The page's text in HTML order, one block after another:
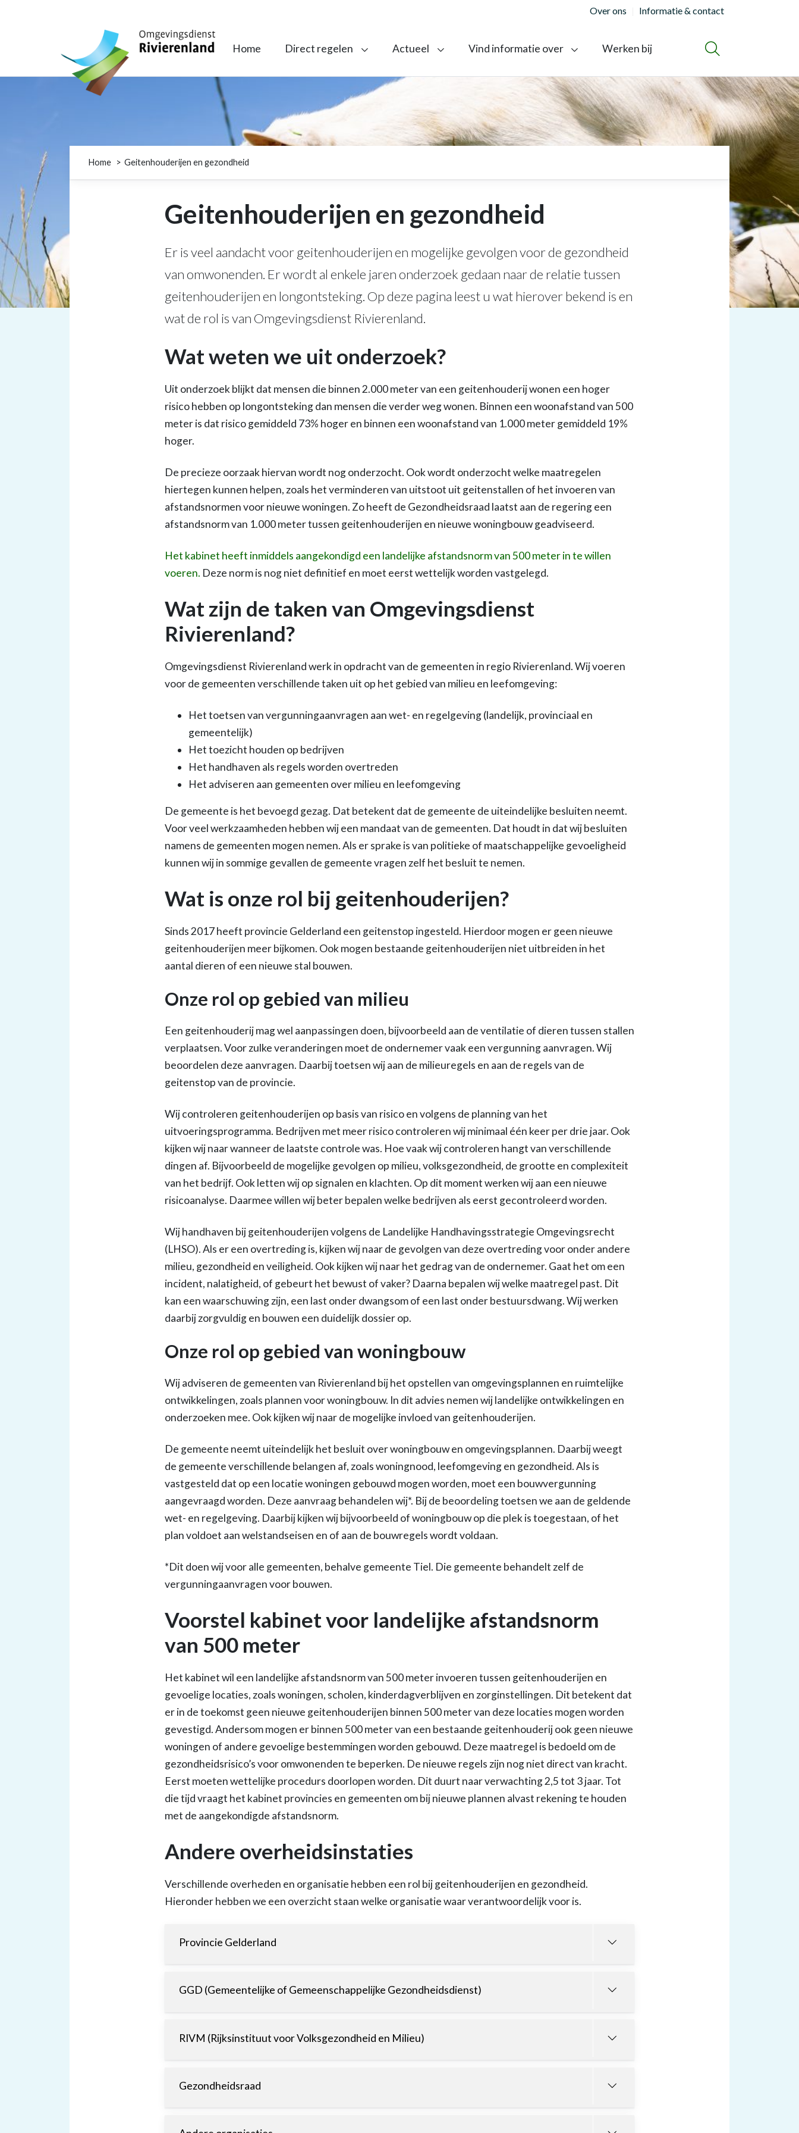
Over ons Informatie & contact
Omgevingsdienst Rivierenland
Home
Direct regelen Actueel Vind informatie over Werken bij ZOEKEN
Home Geitenhouderijen en gezondheid
Geitenhouderijen en gezondheid
Er is veel aandacht voor geitenhouderijen en mogelijke gevolgen voor de gezondheid
van omwonenden. Er wordt al enkele jaren onderzoek gedaan naar de relatie tussen
geitenhouderijen en longontsteking. Op deze pagina leest u wat hierover bekend is en
wat de rol is van Omgevingsdienst Rivierenland.
Wat weten we uit onderzoek?
Uit onderzoek blijkt dat mensen die binnen 2.000 meter van een geitenhouderij wonen een hoger
risico hebben op longontsteking dan mensen die verder weg wonen. Binnen een woonafstand van 500
meter is dat risico gemiddeld 73% hoger en binnen een woonafstand van 1.000 meter gemiddeld 19%
hoger.
De precieze oorzaak hiervan wordt nog onderzocht. Ook wordt onderzocht welke maatregelen
hiertegen kunnen helpen, zoals het verminderen van uitstoot uit geitenstallen of het invoeren van
afstandsnormen voor nieuwe woningen. Zo heeft de Gezondheidsraad laatst aan de regering een
afstandsnorm van 1.000 meter tussen geitenhouderijen en nieuwe woningbouw geadviseerd.
Het kabinet heeft inmiddels aangekondigd een landelijke afstandsnorm van 500 meter in te willen
voeren. Deze norm is nog niet definitief en moet eerst wettelijk worden vastgelegd.
Wat zijn de taken van Omgevingsdienst
Rivierenland?
Omgevingsdienst Rivierenland werk in opdracht van de gemeenten in regio Rivierenland. Wij voeren
voor de gemeenten verschillende taken uit op het gebied van milieu en leefomgeving:
Het toetsen van vergunningaanvragen aan wet- en regelgeving (landelijk, provinciaal en
gemeentelijk)
Het toezicht houden op bedrijven
Het handhaven als regels worden overtreden
Het adviseren aan gemeenten over milieu en leefomgeving
De gemeente is het bevoegd gezag. Dat betekent dat de gemeente de uiteindelijke besluiten neemt.
Voor veel werkzaamheden hebben wij een mandaat van de gemeenten. Dat houdt in dat wij besluiten
namens de gemeenten mogen nemen. Als er sprake is van politieke of maatschappelijke gevoeligheid
kunnen wij in sommige gevallen de gemeente vragen zelf het besluit te nemen.
Wat is onze rol bij geitenhouderijen?
Sinds 2017 heeft provincie Gelderland een geitenstop ingesteld. Hierdoor mogen er geen nieuwe
geitenhouderijen meer bijkomen. Ook mogen bestaande geitenhouderijen niet uitbreiden in het
aantal dieren of een nieuwe stal bouwen.
Onze rol op gebied van milieu
Een geitenhouderij mag wel aanpassingen doen, bijvoorbeeld aan de ventilatie of dieren tussen stallen
verplaatsen. Voor zulke veranderingen moet de ondernemer vaak een vergunning aanvragen. Wij
beoordelen deze aanvragen. Daarbij toetsen wij aan de milieuregels en aan de regels van de
geitenstop van de provincie.
Wij controleren geitenhouderijen op basis van risico en volgens de planning van het
uitvoeringsprogramma. Bedrijven met meer risico controleren wij minimaal één keer per drie jaar. Ook
kijken wij naar wanneer de laatste controle was. Hoe vaak wij controleren hangt van verschillende
dingen af. Bijvoorbeeld de mogelijke gevolgen op milieu, volksgezondheid, de grootte en complexiteit
van het bedrijf. Ook letten wij op signalen en klachten. Op dit moment werken wij aan een nieuwe
risicoanalyse. Daarmee willen wij beter bepalen welke bedrijven als eerst gecontroleerd worden.
Wij handhaven bij geitenhouderijen volgens de Landelijke Handhavingsstrategie Omgevingsrecht
(LHSO). Als er een overtreding is, kijken wij naar de gevolgen van deze overtreding voor onder andere
milieu, gezondheid en veiligheid. Ook kijken wij naar het gedrag van de ondernemer. Gaat het om een
incident, nalatigheid, of gebeurt het bewust of vaker? Daarna bepalen wij welke maatregel past. Dit
kan een waarschuwing zijn, een last onder dwangsom of een last onder bestuursdwang. Wij werken
daarbij zorgvuldig en bouwen een duidelijk dossier op.
Onze rol op gebied van woningbouw
Wij adviseren de gemeenten van Rivierenland bij het opstellen van omgevingsplannen en ruimtelijke
ontwikkelingen, zoals plannen voor woningbouw. In dit advies nemen wij landelijke ontwikkelingen en
onderzoeken mee. Ook kijken wij naar de mogelijke invloed van geitenhouderijen.
De gemeente neemt uiteindelijk het besluit over woningbouw en omgevingsplannen. Daarbij weegt
de gemeente verschillende belangen af, zoals woningnood, leefomgeving en gezondheid. Als is
vastgesteld dat op een locatie woningen gebouwd mogen worden, moet een bouwvergunning
aangevraagd worden. Deze aanvraag behandelen wij*. Bij de beoordeling toetsen we aan de geldende
wet- en regelgeving. Daarbij kijken wij bijvoorbeeld of woningbouw op die plek is toegestaan, of het
plan voldoet aan welstandseisen en of aan de bouwregels wordt voldaan.
*Dit doen wij voor alle gemeenten, behalve gemeente Tiel. Die gemeente behandelt zelf de
vergunningaanvragen voor bouwen.
Voorstel kabinet voor landelijke afstandsnorm
van 500 meter
Het kabinet wil een landelijke afstandsnorm van 500 meter invoeren tussen geitenhouderijen en
gevoelige locaties, zoals woningen, scholen, kinderdagverblijven en zorginstellingen. Dit betekent dat
er in de toekomst geen nieuwe geitenhouderijen binnen 500 meter van deze locaties mogen worden
gevestigd. Andersom mogen er binnen 500 meter van een bestaande geitenhouderij ook geen nieuwe
woningen of andere gevoelige bestemmingen worden gebouwd. Deze maatregel is bedoeld om de
gezondheidsrisico’s voor omwonenden te beperken. De nieuwe regels zijn nog niet direct van kracht.
Eerst moeten wettelijke procedurs doorlopen worden. Dit duurt naar verwachting 2,5 tot 3 jaar. Tot
die tijd vraagt het kabinet provincies en gemeenten om bij nieuwe plannen alvast rekening te houden
met de aangekondigde afstandsnorm.
Andere overheidsinstaties
Verschillende overheden en organisatie hebben een rol bij geitenhouderijen en gezondheid.
Hieronder hebben we een overzicht staan welke organisatie waar verantwoordelijk voor is.
Provincie Gelderland
GGD (Gemeentelijke of Gemeenschappelijke Gezondheidsdienst)
RIVM (Rijksinstituut voor Volksgezondheid en Milieu)
Gezondheidsraad